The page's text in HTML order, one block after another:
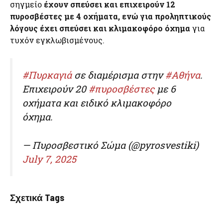
σηγμείο έχουν σπεύσει και επιχειρούν 12
πυροσβέστες με 4 οχήματα, ενώ για προληπτικούς
λόγους έχει σπεύσει και κλιμακοφόρο όχημα για
τυχόν εγκλωβισμένους.
#Πυρκαγιάσε διαμέρισμα στην#Αθήνα.
Επιχειρούν 20#πυροσβέστεςμε 6
οχήματα και ειδικό κλιμακοφόρο
όχημα.
— Πυροσβεστικό Σώμα (@pyrosvestiki)
July 7, 2025
Σχετικά Tags